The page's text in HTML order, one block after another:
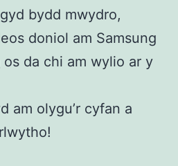
bydd mwydro,
doniol am Samsung
os da chi am wylio ar y
am olygu’r cyfan a